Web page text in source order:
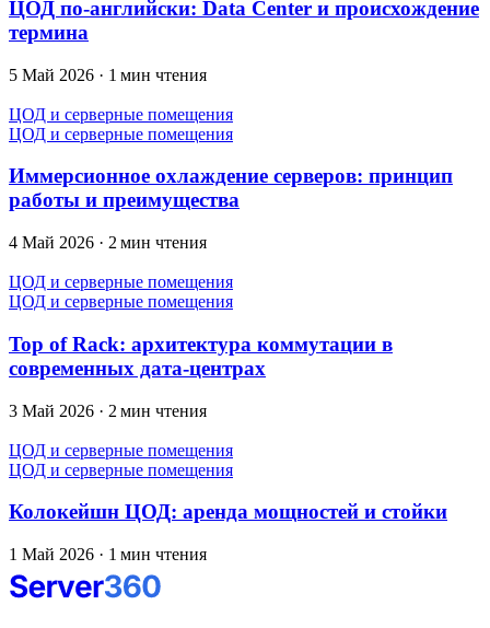
ЦОД по-английски: Data Center и происхождение
термина
5 Май 2026 · 1 мин чтения
ЦОД и серверные помещения
ЦОД и серверные помещения
Иммерсионное охлаждение серверов: принцип
работы и преимущества
4 Май 2026 · 2 мин чтения
ЦОД и серверные помещения
ЦОД и серверные помещения
Top of Rack: архитектура коммутации в
современных дата-центрах
3 Май 2026 · 2 мин чтения
ЦОД и серверные помещения
ЦОД и серверные помещения
Колокейшн ЦОД: аренда мощностей и стойки
1 Май 2026 · 1 мин чтения